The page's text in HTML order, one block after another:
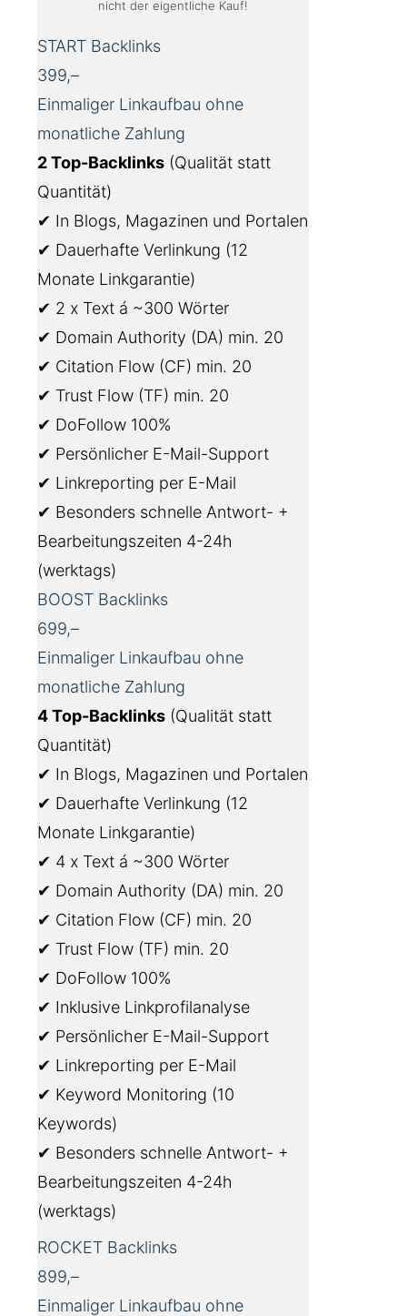
nicht der eigentliche Kauf!
START Backlinks
399,–
Einmaliger Linkaufbau ohne
monatliche Zahlung
2 Top-Backlinks (Qualität statt
Quantität)
✔ In Blogs, Magazinen und Portalen
✔ Dauerhafte Verlinkung (12
Monate Linkgarantie)
✔ 2 x Text á ~300 Wörter
✔ Domain Authority (DA) min. 20
✔ Citation Flow (CF) min. 20
✔ Trust Flow (TF) min. 20
✔ DoFollow 100%
✔ Persönlicher E-Mail-Support
✔ Linkreporting per E-Mail
✔ Besonders schnelle Antwort- +
Bearbeitungszeiten 4-24h
(werktags)
BOOST Backlinks
699,–
Einmaliger Linkaufbau ohne
monatliche Zahlung
4 Top-Backlinks (Qualität statt
Quantität)
✔ In Blogs, Magazinen und Portalen
✔ Dauerhafte Verlinkung (12
Monate Linkgarantie)
✔ 4 x Text á ~300 Wörter
✔ Domain Authority (DA) min. 20
✔ Citation Flow (CF) min. 20
✔ Trust Flow (TF) min. 20
✔ DoFollow 100%
✔ Inklusive Linkprofilanalyse
✔ Persönlicher E-Mail-Support
✔ Linkreporting per E-Mail
✔ Keyword Monitoring (10
Keywords)
✔ Besonders schnelle Antwort- +
Bearbeitungszeiten 4-24h
(werktags)
ROCKET Backlinks
899,–
Einmaliger Linkaufbau ohne